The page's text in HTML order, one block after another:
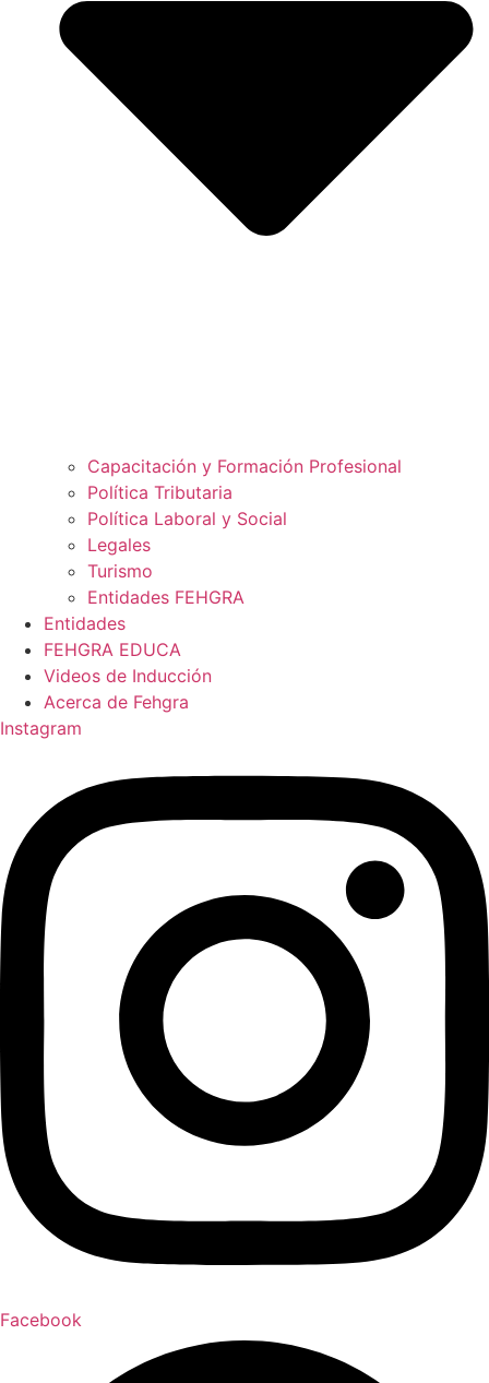
Capacitación y Formación Profesional
Política Tributaria
Política Laboral y Social
Legales
Turismo
Entidades FEHGRA
Entidades
FEHGRA EDUCA
Videos de Inducción
Acerca de Fehgra
Instagram
Facebook